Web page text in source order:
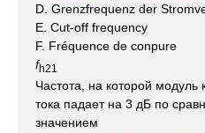
D. Grenzfrequenz der
E. Cut-off frequency
F. Fréquence de conpure
fh21
Частота, на которой
тока падает на 3 дБ по
значением